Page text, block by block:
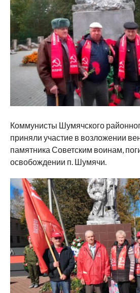
Коммунисты Шумячского
приняли участие в возложении
памятника Советским воинам,
освобождении п. Шумячи.